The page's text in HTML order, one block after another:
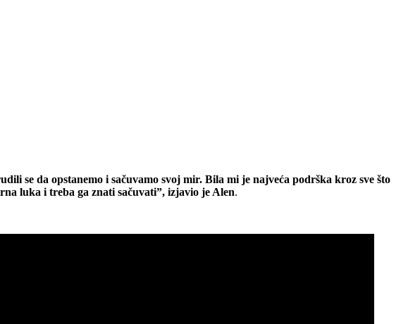
se da opstanemo i sačuvamo svoj mir. Bila mi je najveća podrška kroz sve što
luka i treba ga znati sačuvati”, izjavio je Alen.